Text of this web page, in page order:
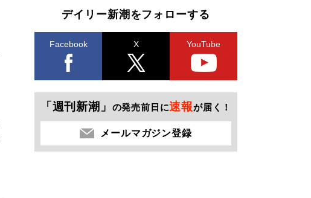
デイリー新潮をフォローする
Facebook X YouTube
「週刊新潮」 の発売前日に速報が届く！
メールマガジン登録